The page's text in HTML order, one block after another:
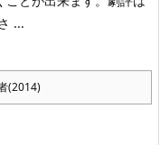
...
(2014)